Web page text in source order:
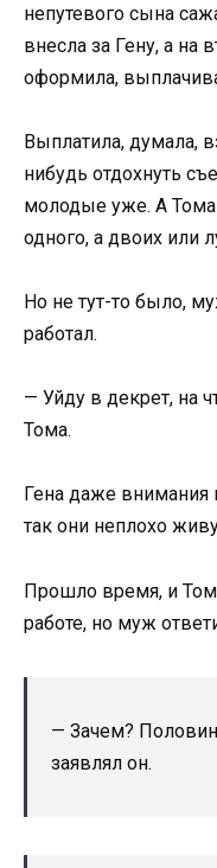
непутевого сына
внесла за Гену, а на
оформила,
Выплатила, думала,
нибудь отдохнуть
молодые уже. А Тома
одного, а двоих или
Но не тут-то было,
работал.
— Уйду в декрет, на
Тома.
Гена даже внимания
так они неплохо
Прошло время, и
работе, но муж
— Зачем?
заявлял он.